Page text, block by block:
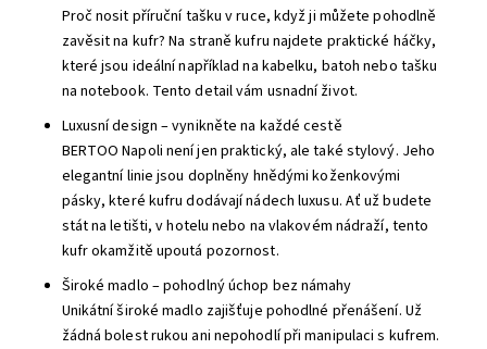
Proč nosit příruční tašku v ruce, když ji můžete pohodlně
zavěsit na kufr? Na straně kufru najdete praktické háčky,
které jsou ideální například na kabelku, batoh nebo tašku
na notebook. Tento detail vám usnadní život.
Luxusní design – vynikněte na každé cestě
BERTOO Napoli není jen praktický, ale také stylový. Jeho
elegantní linie jsou doplněny hnědými koženkovými
pásky, které kufru dodávají nádech luxusu. Ať už budete
stát na letišti, v hotelu nebo na vlakovém nádraží, tento
kufr okamžitě upoutá pozornost.
Široké madlo – pohodlný úchop bez námahy
Unikátní široké madlo zajišťuje pohodlné přenášení. Už
žádná bolest rukou ani nepohodlí při manipulaci s kufrem.